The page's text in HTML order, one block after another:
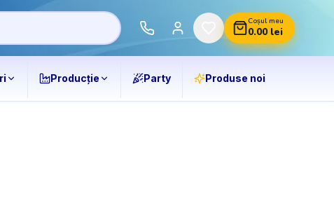
Coșul meu
0.00lei
Producție Party Produse noi